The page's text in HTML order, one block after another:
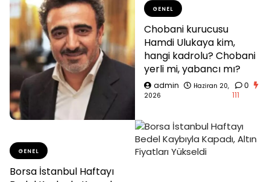
GENEL
Chobani kurucusu
Hamdi Ulukaya kim,
hangi kadrolu? Chobani
yerli mi, yabancı mı?
admin
Haziran 20,
2026
0
111
GENEL
Borsa İstanbul Haftayı